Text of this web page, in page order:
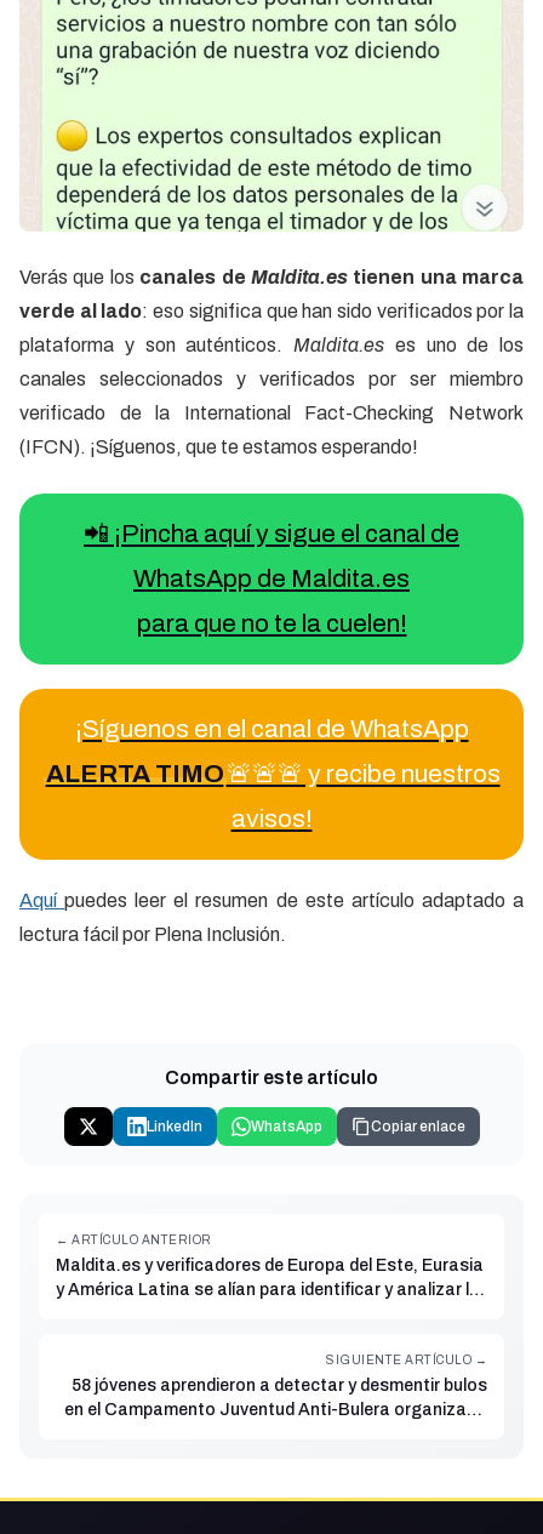
Verás que los canales de Maldita.estienen una marca
verde al lado: eso significa que han sido verificados por la
plataforma y son auténticos. Maldita.es es uno de los
canales seleccionados y verificados por ser miembro
verificado de la International Fact-Checking Network
(IFCN). ¡Síguenos, que te estamos esperando!
📲 ¡Pincha aquí y sigue el canal de
WhatsApp de Maldita.es
para que no te la cuelen!
¡Síguenos en el canal de WhatsApp
ALERTA TIMO🚨🚨🚨 y recibe nuestros
avisos!
Aquípuedes leer el resumen de este artículo adaptado a
lectura fácil por Plena Inclusión.
Compartir este artículo
LinkedIn WhatsApp Copiar enlace
← ARTÍCULO ANTERIOR
Maldita.es y verificadores de Europa del Este, Eurasia
y América Latina se alían para identificar y analizar la
SIGUIENTE ARTÍCULO →
58 jóvenes aprendieron a detectar y desmentir bulos
en el Campamento Juventud Anti-Bulera organizado